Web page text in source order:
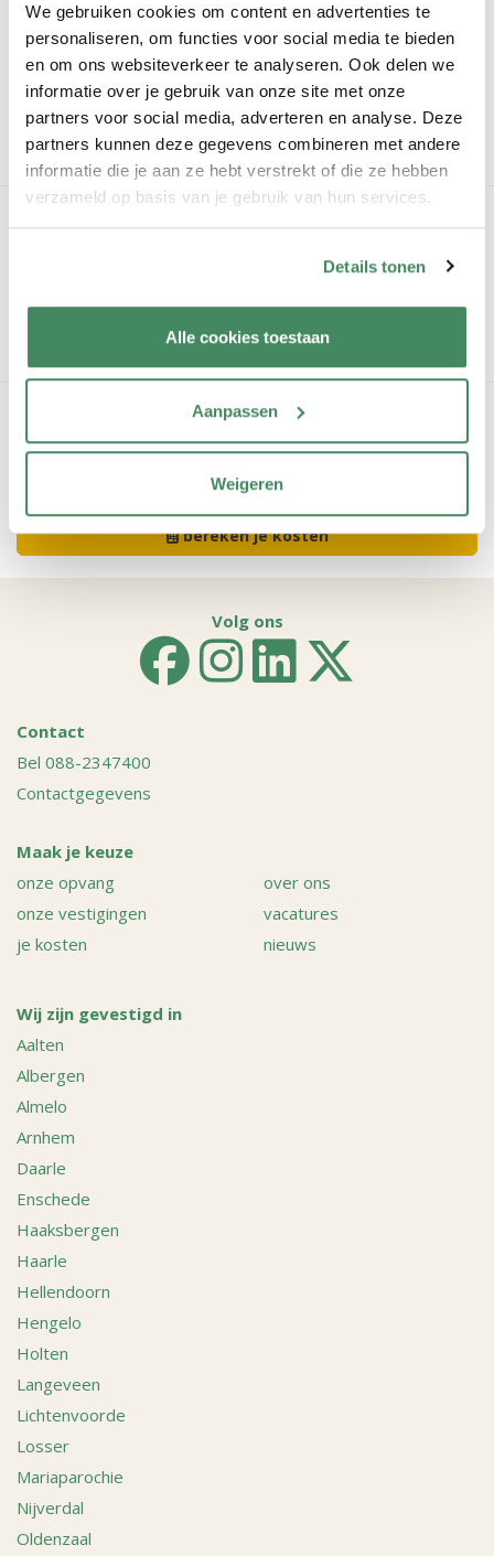
We gebruiken cookies om content en advertenties te
personaliseren, om functies voor social media te bieden
en om ons websiteverkeer te analyseren. Ook delen we
informatie over je gebruik van onze site met onze
partners voor social media, adverteren en analyse. Deze
partners kunnen deze gegevens combineren met andere
informatie die je aan ze hebt verstrekt of die ze hebben
verzameld op basis van je gebruik van hun services.
Details tonen
Alle cookies toestaan
Aanpassen
Weigeren
Vestiging bekijken?
Wil je een vestiging bekijken? Geen probleem! Wij leiden je
graag rond.
rondleiding aanvragen
Interesse?
Schrijf je kind kosteloos en zonder verdere verplichting in bij
vrijblijvend inschrijven
Weten hoeveel je betaalt bij KOSMO? Bereken eenvoudig je
bereken je kosten
Volg ons
Contact
Bel 088-2347400
Contactgegevens
Maak je keuze
onze opvang
onze vestigingen
je kosten
over ons
vacatures
nieuws
Wij zijn gevestigd in
Aalten
Albergen
Almelo
Arnhem
Daarle
Enschede
Haaksbergen
Haarle
Hellendoorn
Hengelo
Holten
Langeveen
Lichtenvoorde
Losser
Mariaparochie
Nijverdal
Oldenzaal